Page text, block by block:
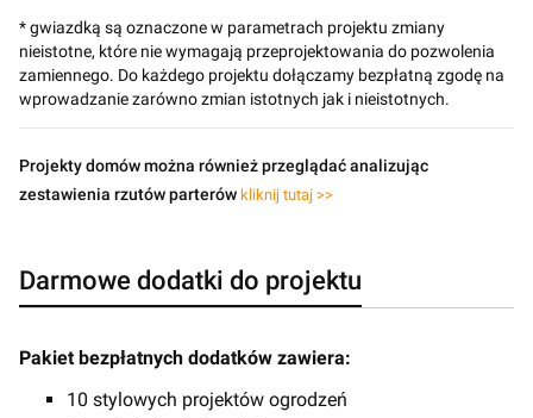
* gwiazdką są oznaczone w parametrach projektu zmiany
nieistotne, które nie wymagają przeprojektowania do pozwolenia
zamiennego. Do każdego projektu dołączamy bezpłatną zgodę na
wprowadzanie zarówno zmian istotnych jak i nieistotnych.
Projekty domów można również przeglądać analizując
zestawienia rzutów parterów kliknij tutaj >>
Darmowe dodatki do projektu
Pakiet bezpłatnych dodatków zawiera:
10 stylowych projektów ogrodzeń